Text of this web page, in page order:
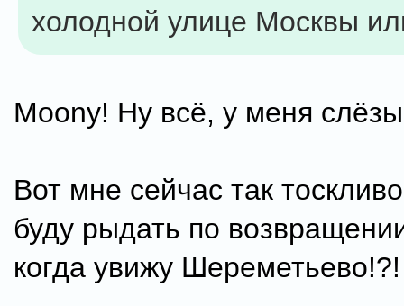
холодной улице Москвы
Moony! Ну всё, у меня
Вот мне сейчас так
буду рыдать по
когда увижу Шереметьево!?!